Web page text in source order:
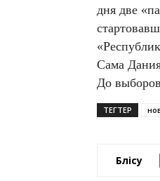
дня две
Сама
До
ТЕГТЕР
Бөлісу